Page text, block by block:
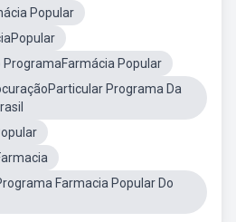
Popular
ProgramaFarmácia Popular
Programa Da
Farmacia Popular Do